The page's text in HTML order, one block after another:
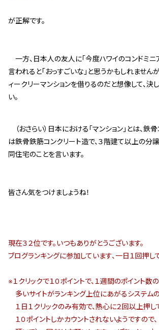
が正解です。
一方、日本人の友人に｢今度ハワイのコンドミニ
言われると｢おっすごいな｣と思うかもしれません
ィークリーマンションを借りるのだと想像して、決
い。
（おさらい）日本における｢マンション｣とは、鉄
は鉄骨鉄筋コンクリート造で、３階建て以上の分
同住宅のことを言います。
皆さん気をつけましょうね！
現在３２位です。いつもありがとうございます。
ブログランキングに参加しています、一日１回押し
※１クリックで１０ポイントで、１週間のポイント数の
多いサイトがランキング上位にあがるシステムの
１日１クリックのみ有効で、熱心に２回以上押し
１０ポイントしかカウントされないようですので